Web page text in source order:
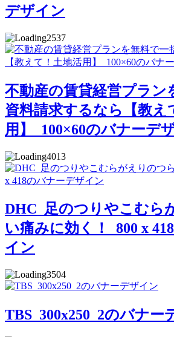
デザイン
2537
不動産の賃貸経営プラン
資料請求するなら【教え
用】_100×60のバナーデ
4013
DHC_足のつりやこむら
い痛みに効く！_800 x
イン
3504
TBS_300x250_2のバナー